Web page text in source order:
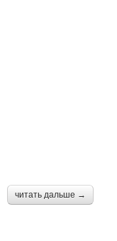
читать дальше →